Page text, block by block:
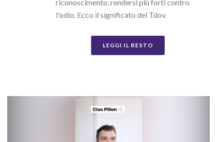
riconoscimento, rendersi più forti contro
l'odio. Ecco il significato del Tdov.
LEGGI IL RESTO